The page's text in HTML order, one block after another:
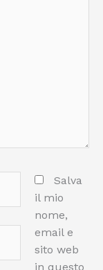
Salva
il mio
nome,
email e
sito web
in questo